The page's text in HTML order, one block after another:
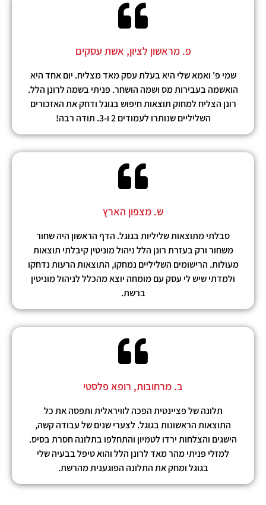
פ. מראשון לציון, אשת עסקים
שמי פ' ואמא שלי היא בעלת עסק מאד מצליח. יום אחד היא
הואשמה בעבירות מס ושמה הושחר. פניתי בשמה לרונן הלל.
רונן הצליח למחוק תוצאות חיפוש בגוגל ודחק את האזכורים
השליליים שנותרו לעמודים 2 ו-3. תודה רבה!
ש. מצפון הארץ
סבלתי מתוצאות שליליות בגוגל. הדף הראשון היה שחור
משחור ורק בעזרת רונן הלל ניהול מוניטין קיבלתי תוצאות
מעולות. הרישומים השליליים נמחקו, התוצאות הרעות נדחקו
ולמדתי שיש לי עסק עם מומחה יוצא מהכלל לניהול מוניטין
ברשת.
ב. מרחובות, רופא פלסטי
תלונה של פציינטית הפכה לוויראלית ותפסה את כל
התוצאות הראשונות בגוגל. לצערי שנים של עבודה קשה,
הישגים והצלחות ירדו לטמיון והתחלפו בתלונה חסרת בסיס.
למזלי פניתי מהר מאד לרונן הלל והוא טיפל בבעיה שלי
בגוגל ומחק את התלונה הפוגענית מהרשת.